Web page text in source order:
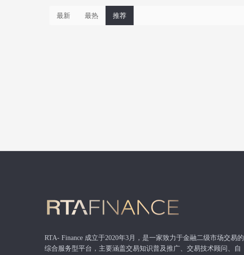
最新 最热 推荐
RTA- Finance 成立于2020年3月，是一家致力于金融二级市场交易的
综合服务型平台，主要涵盖交易知识普及推广、交易技术顾问、自